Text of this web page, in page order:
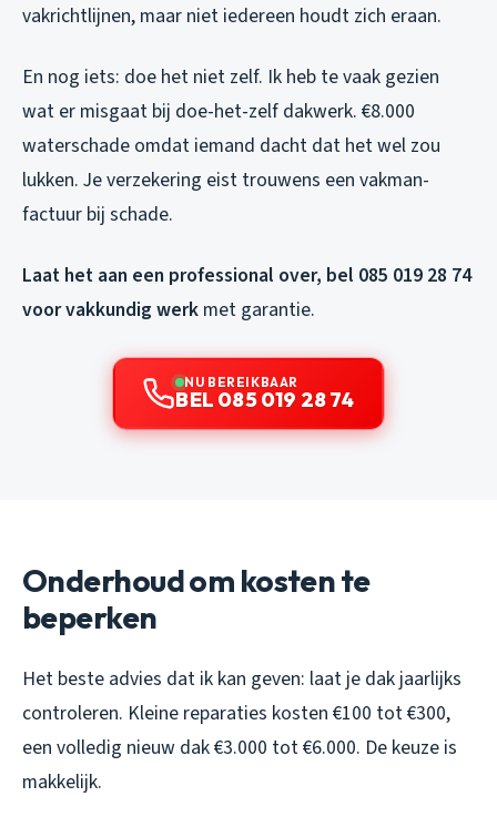
vakrichtlijnen, maar niet iedereen houdt zich eraan.
En nog iets: doe het niet zelf. Ik heb te vaak gezien
wat er misgaat bij doe-het-zelf dakwerk. €8.000
waterschade omdat iemand dacht dat het wel zou
lukken. Je verzekering eist trouwens een vakman-
factuur bij schade.
Laat het aan een professional over, bel 085 019 28 74
voor vakkundig werk met garantie.
NU BEREIKBAAR
BEL 085 019 28 74
Onderhoud om kosten te
beperken
Het beste advies dat ik kan geven: laat je dak jaarlijks
controleren. Kleine reparaties kosten €100 tot €300,
een volledig nieuw dak €3.000 tot €6.000. De keuze is
makkelijk.